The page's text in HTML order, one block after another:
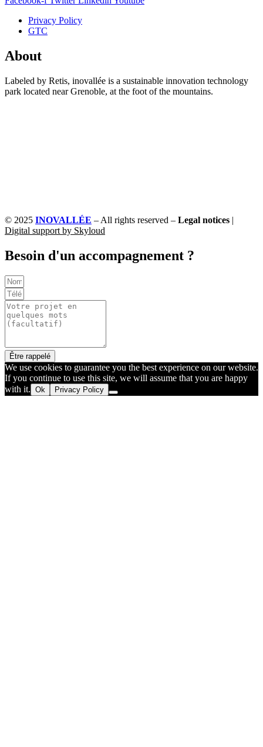
Privacy Policy
GTC
About
Labeled by Retis, inovallée is a sustainable innovation technology
park located near Grenoble, at the foot of the mountains.
© 2025 INOVALLÉE – All rights reserved – Legal notices |
Digital support by Skyloud
Besoin d'un accompagnement ?
Être rappelé
We use cookies to guarantee you the best experience on our website.
If you continue to use this site, we will assume that you are happy
with it. Ok Privacy Policy